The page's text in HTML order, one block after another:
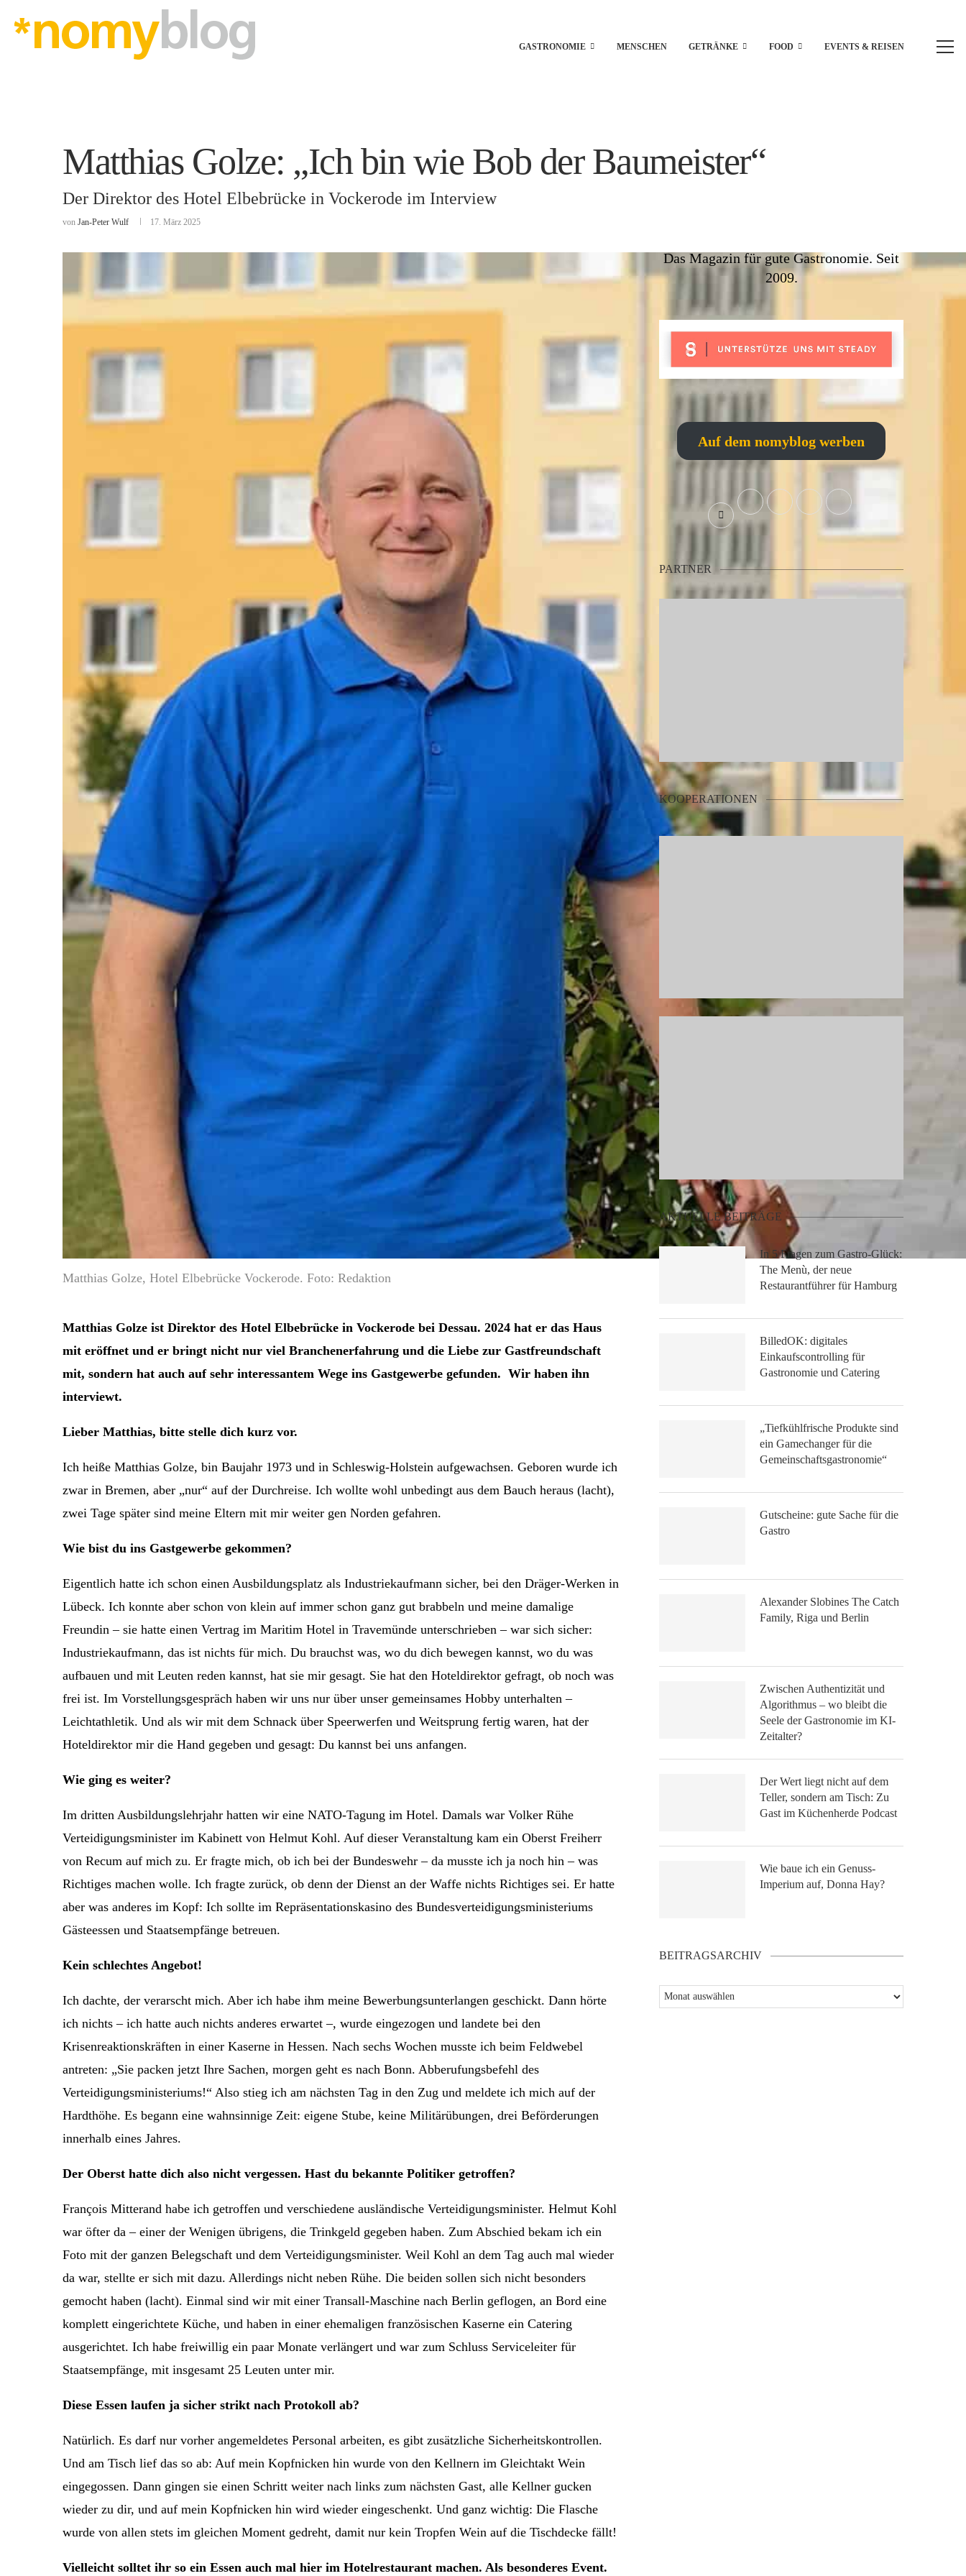
GASTRONOMIE MENSCHEN GETRÄNKE FOOD EVENTS & REISEN
Matthias Golze: „Ich bin wie Bob der Baumeister“
Der Direktor des Hotel Elbebrücke in Vockerode im Interview
von Jan-Peter Wulf 17. März 2025
Matthias Golze, Hotel Elbebrücke Vockerode. Foto: Redaktion
Matthias Golze ist Direktor des Hotel Elbebrücke in Vockerode bei Dessau. 2024 hat er das Haus
mit eröffnet und er bringt nicht nur viel Branchenerfahrung und die Liebe zur Gastfreundschaft
mit, sondern hat auch auf sehr interessantem Wege ins Gastgewerbe gefunden. Wir haben ihn
interviewt.
Lieber Matthias, bitte stelle dich kurz vor.
Ich heiße Matthias Golze, bin Baujahr 1973 und in Schleswig-Holstein aufgewachsen. Geboren wurde ich
zwar in Bremen, aber „nur“ auf der Durchreise. Ich wollte wohl unbedingt aus dem Bauch heraus (lacht),
zwei Tage später sind meine Eltern mit mir weiter gen Norden gefahren.
Wie bist du ins Gastgewerbe gekommen?
Eigentlich hatte ich schon einen Ausbildungsplatz als Industriekaufmann sicher, bei den Dräger-Werken in
Lübeck. Ich konnte aber schon von klein auf immer schon ganz gut brabbeln und meine damalige
Freundin – sie hatte einen Vertrag im Maritim Hotel in Travemünde unterschrieben – war sich sicher:
Industriekaufmann, das ist nichts für mich. Du brauchst was, wo du dich bewegen kannst, wo du was
aufbauen und mit Leuten reden kannst, hat sie mir gesagt. Sie hat den Hoteldirektor gefragt, ob noch was
frei ist. Im Vorstellungsgespräch haben wir uns nur über unser gemeinsames Hobby unterhalten –
Leichtathletik. Und als wir mit dem Schnack über Speerwerfen und Weitsprung fertig waren, hat der
Hoteldirektor mir die Hand gegeben und gesagt: Du kannst bei uns anfangen.
Wie ging es weiter?
Im dritten Ausbildungslehrjahr hatten wir eine NATO-Tagung im Hotel. Damals war Volker Rühe
Verteidigungsminister im Kabinett von Helmut Kohl. Auf dieser Veranstaltung kam ein Oberst Freiherr
von Recum auf mich zu. Er fragte mich, ob ich bei der Bundeswehr – da musste ich ja noch hin – was
Richtiges machen wolle. Ich fragte zurück, ob denn der Dienst an der Waffe nichts Richtiges sei. Er hatte
aber was anderes im Kopf: Ich sollte im Repräsentationskasino des Bundesverteidigungsministeriums
Gästeessen und Staatsempfänge betreuen.
Kein schlechtes Angebot!
Ich dachte, der verarscht mich. Aber ich habe ihm meine Bewerbungsunterlangen geschickt. Dann hörte
ich nichts – ich hatte auch nichts anderes erwartet –, wurde eingezogen und landete bei den
Krisenreaktionskräften in einer Kaserne in Hessen. Nach sechs Wochen musste ich beim Feldwebel
antreten: „Sie packen jetzt Ihre Sachen, morgen geht es nach Bonn. Abberufungsbefehl des
Verteidigungsministeriums!“ Also stieg ich am nächsten Tag in den Zug und meldete ich mich auf der
Hardthöhe. Es begann eine wahnsinnige Zeit: eigene Stube, keine Militärübungen, drei Beförderungen
innerhalb eines Jahres.
Der Oberst hatte dich also nicht vergessen. Hast du bekannte Politiker getroffen?
François Mitterand habe ich getroffen und verschiedene ausländische Verteidigungsminister. Helmut Kohl
war öfter da – einer der Wenigen übrigens, die Trinkgeld gegeben haben. Zum Abschied bekam ich ein
Foto mit der ganzen Belegschaft und dem Verteidigungsminister. Weil Kohl an dem Tag auch mal wieder
da war, stellte er sich mit dazu. Allerdings nicht neben Rühe. Die beiden sollen sich nicht besonders
gemocht haben (lacht). Einmal sind wir mit einer Transall-Maschine nach Berlin geflogen, an Bord eine
komplett eingerichtete Küche, und haben in einer ehemaligen französischen Kaserne ein Catering
ausgerichtet. Ich habe freiwillig ein paar Monate verlängert und war zum Schluss Serviceleiter für
Staatsempfänge, mit insgesamt 25 Leuten unter mir.
Diese Essen laufen ja sicher strikt nach Protokoll ab?
Natürlich. Es darf nur vorher angemeldetes Personal arbeiten, es gibt zusätzliche Sicherheitskontrollen.
Und am Tisch lief das so ab: Auf mein Kopfnicken hin wurde von den Kellnern im Gleichtakt Wein
eingegossen. Dann gingen sie einen Schritt weiter nach links zum nächsten Gast, alle Kellner gucken
wieder zu dir, und auf mein Kopfnicken hin wird wieder eingeschenkt. Und ganz wichtig: Die Flasche
wurde von allen stets im gleichen Moment gedreht, damit nur kein Tropfen Wein auf die Tischdecke fällt!
Vielleicht solltet ihr so ein Essen auch mal hier im Hotelrestaurant machen. Als besonderes Event.
Das Magazin für gute Gastronomie. Seit
2009.
Auf dem nomyblog werben
PARTNER
KOOPERATIONEN
AKTUELLE BEITRÄGE
In 5 Fragen zum Gastro-Glück:
The Menù, der neue
Restaurantführer für Hamburg
BilledOK: digitales
Einkaufscontrolling für
Gastronomie und Catering
„Tiefkühlfrische Produkte sind
ein Gamechanger für die
Gemeinschaftsgastronomie“
Gutscheine: gute Sache für die
Gastro
Alexander Slobines The Catch
Family, Riga und Berlin
Zwischen Authentizität und
Algorithmus – wo bleibt die
Seele der Gastronomie im KI-
Zeitalter?
Der Wert liegt nicht auf dem
Teller, sondern am Tisch: Zu
Gast im Küchenherde Podcast
Wie baue ich ein Genuss-
Imperium auf, Donna Hay?
BEITRAGSARCHIV